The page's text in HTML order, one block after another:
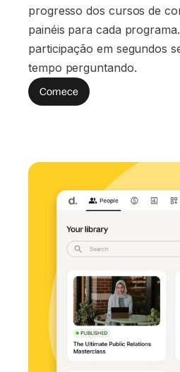
progresso dos cursos de
painéis para cada
participação em segundos
tempo perguntando.
Comece